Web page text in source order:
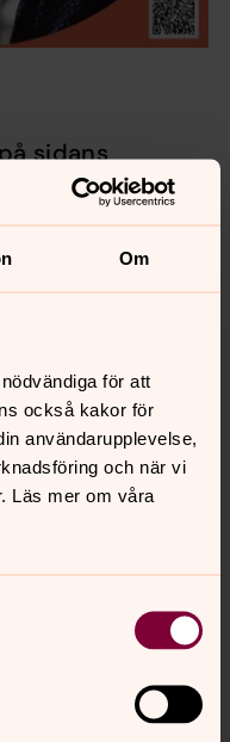
Om
för att
också kakor för
användarupplevelse,
och när vi
Läs mer om våra
sidans